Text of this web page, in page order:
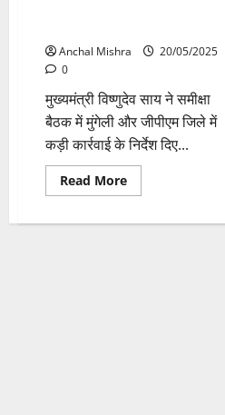
Anchal Mishra
20/05/2025
0
मुख्यमंत्री विष्णुदेव साय ने समीक्षा
बैठक में मुंगेली और जीपीएम जिले में
कड़ी कार्रवाई के निर्देश दिए...
Read MoreRead
more
के